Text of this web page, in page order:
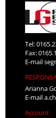
Tel:
Fax:
E-mail
Arianna
E-mail
Account